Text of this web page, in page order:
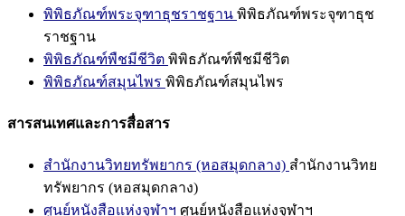
พิพิธภัณฑ์พระจุฑาธุชราชฐาน พิพิธภัณฑ์พระจุฑาธุช
ราชฐาน
พิพิธภัณฑ์พืชมีชีวิต พิพิธภัณฑ์พืชมีชีวิต
พิพิธภัณฑ์สมุนไพร พิพิธภัณฑ์สมุนไพร
สารสนเทศและการสื่อสาร
สำนักงานวิทยทรัพยากร (หอสมุดกลาง) สำนักงานวิทย
ทรัพยากร (หอสมุดกลาง)
ศูนย์หนังสือแห่งจุฬาฯ ศูนย์หนังสือแห่งจุฬาฯ